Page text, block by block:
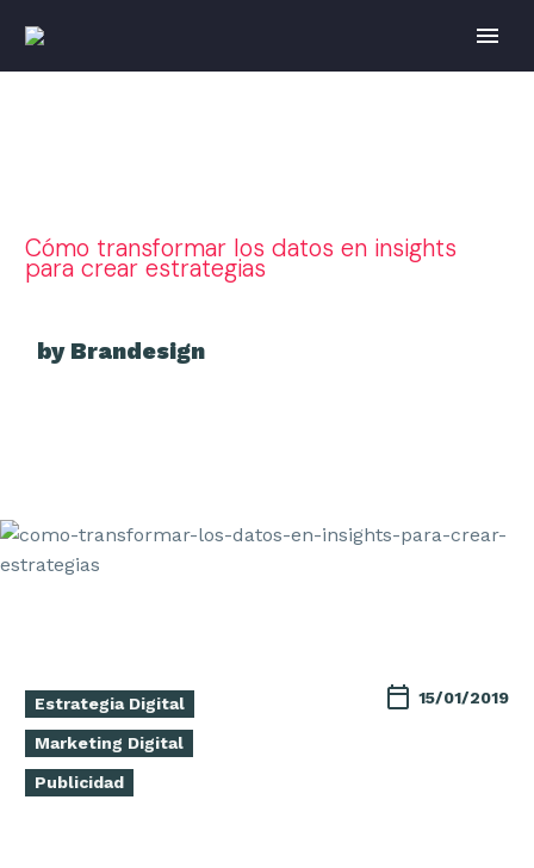
Cómo transformar los datos en insights
para crear estrategias
by Brandesign
Estrategia Digital
Marketing Digital
Publicidad
15/01/2019